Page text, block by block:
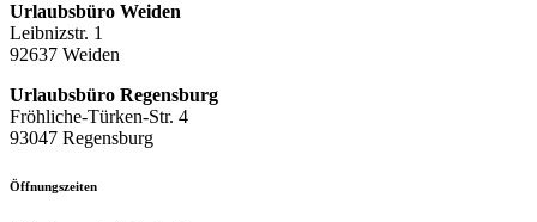
Urlaubsbüro Weiden
Leibnizstr. 1
92637 Weiden
Urlaubsbüro Regensburg
Fröhliche-Türken-Str. 4
93047 Regensburg
Öffnungszeiten